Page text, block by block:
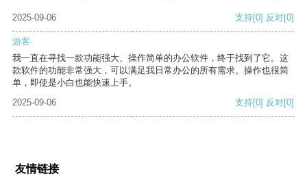
2025-09-06 支持[0] 反对[0]
游客
我一直在寻找一款功能强大、操作简单的办公软件，终于找到了它。这
款软件的功能非常强大，可以满足我日常办公的所有需求。操作也很简
单，即使是小白也能快速上手。
2025-09-06
支持[0] 反对[0]
友情链接